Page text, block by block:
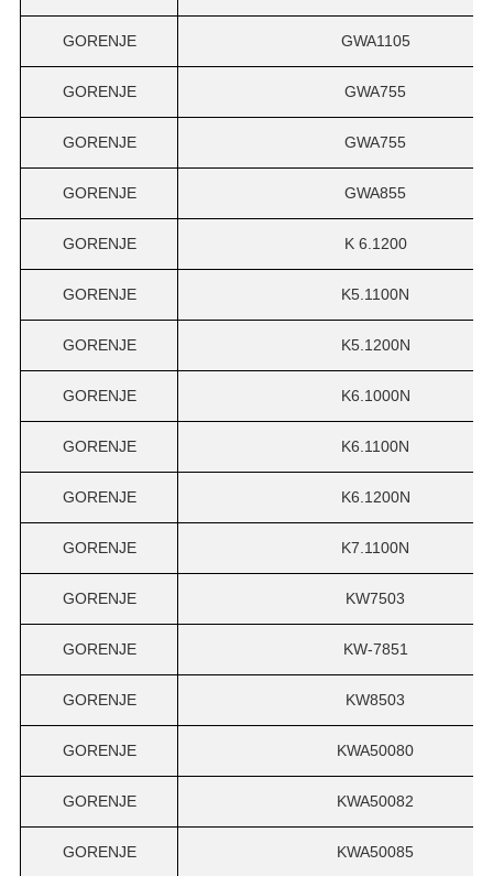
GORENJE GWA1105
GORENJE GWA755
GORENJE GWA755
GORENJE GWA855
GORENJE K 6.1200
GORENJE K5.1100N
GORENJE K5.1200N
GORENJE K6.1000N
GORENJE K6.1100N
GORENJE K6.1200N
GORENJE K7.1100N
GORENJE KW7503
GORENJE KW-7851
GORENJE KW8503
GORENJE KWA50080
GORENJE KWA50082
GORENJE KWA50085